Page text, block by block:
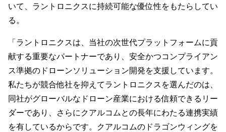
いて、ラントロニクスに持続可能な優位性をもたらしてい
る。
「ラントロニクスは、当社の次世代プラットフォームに貢
献する重要なパートナーであり、安全かつコンプライアン
ス準拠のドローンソリューション開発を支援しています。
私たちが競合他社を抑えてラントロニクスを選んだのは、
同社がグローバルなドローン産業における信頼できるリー
ダーであり、さらにクアルコムとの長年にわたる連携実績
を有しているからです。クアルコムのドラゴンウィングを